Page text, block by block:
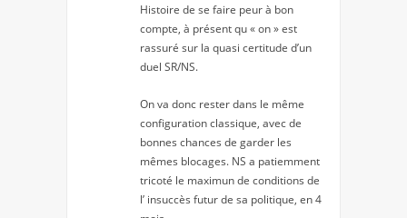
Histoire de se faire peur à bon
compte, à présent qu « on » est
rassuré sur la quasi certitude d’un
duel SR/NS.
On va donc rester dans le même
configuration classique, avec de
bonnes chances de garder les
mêmes blocages. NS a patiemment
tricoté le maximun de conditions de
l’ insuccès futur de sa politique, en 4